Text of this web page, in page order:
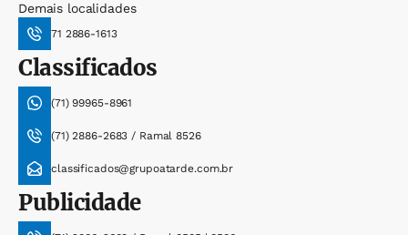
Demais localidades
71 2886-1613
Classificados
(71) 99965-8961
(71) 2886-2683 / Ramal 8526
classificados@grupoatarde.com.br
Publicidade